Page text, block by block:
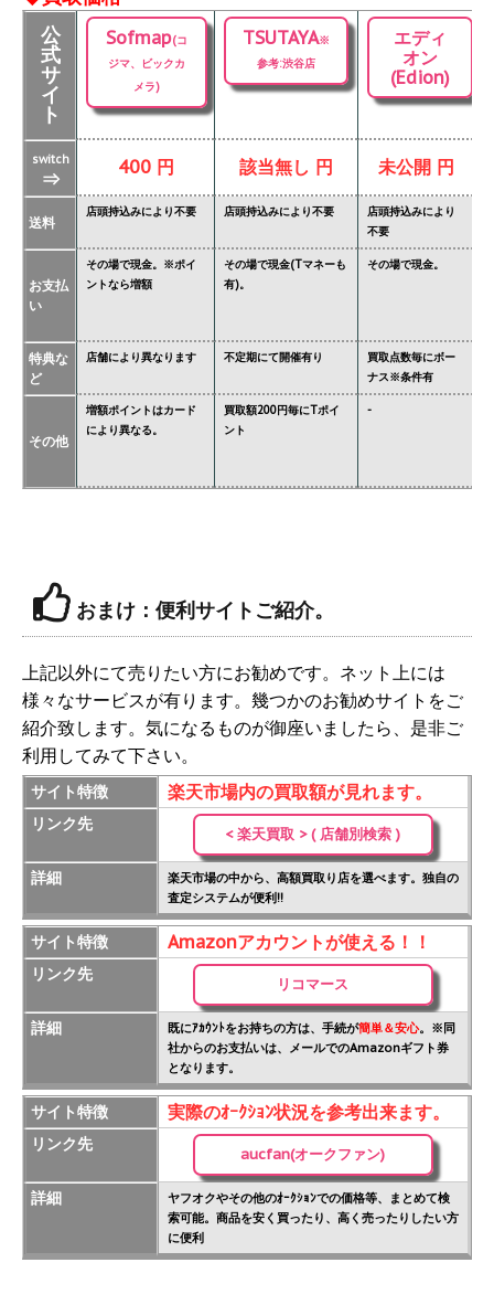
公
式
サ
イ
ト
Sofmap(コ
ジマ、ビックカ
メラ)
TSUTAYA※
参考:渋谷店
エディ
オン
(Edion)
switch
⇒ 400 円 該当無し 円 未公開 円
送料
店頭持込みにより不要 店頭持込みにより不要
店頭持込みにより
不要
お支払
い
その場で現金。※ポイ
ントなら増額
その場で現金(Tマネーも
有)。
その場で現金。
特典な
ど
店舗により異なります 不定期にて開催有り
買取点数毎にボー
ナス※条件有
その他
増額ポイントはカード
により異なる。
買取額200円毎にTポイ
ント
-
おまけ：便利サイトご紹介。
上記以外にて売りたい方にお勧めです。ネット上には
様々なサービスが有ります。幾つかのお勧めサイトをご
紹介致します。気になるものが御座いましたら、是非ご
利用してみて下さい。
サイト特徴 楽天市場内の買取額が見れます。
リンク先
< 楽天買取 > ( 店舗別検索 )
詳細
楽天市場の中から、高額買取り店を選べます。独自の
査定システムが便利!!
サイト特徴 Amazonアカウントが使える！！
リンク先
リコマース
詳細 既にｱｶｳﾝﾄをお持ちの方は、手続が簡単＆安心。※同
社からのお支払いは、メールでのAmazonギフト券
となります。
サイト特徴 実際のｵｰｸｼｮﾝ状況を参考出来ます。
リンク先
aucfan(オークファン)
詳細
ヤフオクやその他のｵｰｸｼｮﾝでの価格等、まとめて検
索可能。商品を安く買ったり、高く売ったりしたい方
に便利